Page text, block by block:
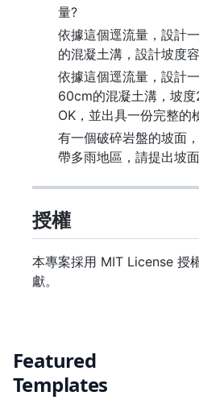
量?
依據這個逕流量，設計
的混凝土溝，設計坡度
依據這個逕流量，設計
60cm的混凝土溝，坡
OK，並出具一份完整的
有一個破碎岩盤的坡面
帶多雨地區，請提出坡面
授權
本專案採用 MIT License 授
獻。
Featured
Templates